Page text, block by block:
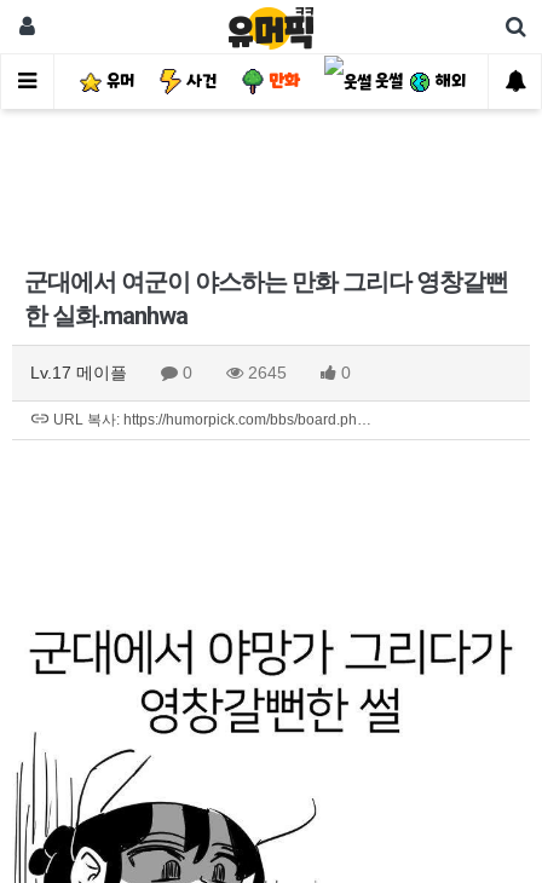
유머 사건 만화 웃썰 해외 핫
군대에서 여군이 야스하는 만화 그리다 영창갈뻔
한 실화.manhwa
Lv.17 메이플 0 2645 0
URL 복사: https://humorpick.com/bbs/board.ph…